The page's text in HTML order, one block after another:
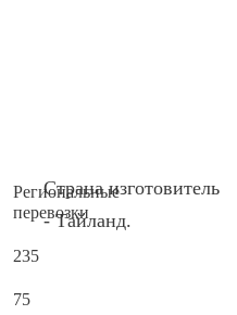
Региональные
перевозки
235
75
Страна изготовитель
- Тайланд.